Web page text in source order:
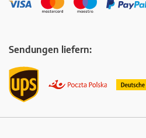
Sendungen liefern: